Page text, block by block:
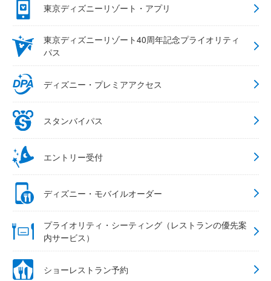
東京ディズニーリゾート・アプリ
東京ディズニーリゾート40周年記念プライオリティ
パス
ディズニー・プレミアアクセス
スタンバイパス
エントリー受付
ディズニー・モバイルオーダー
プライオリティ・シーティング（レストランの優先案
内サービス）
ショーレストラン予約